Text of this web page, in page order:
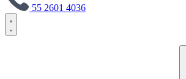
55 2601 4036